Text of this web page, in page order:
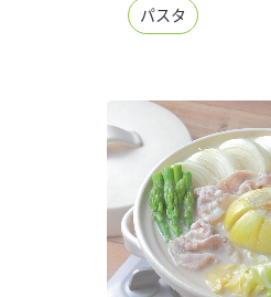
パスタ